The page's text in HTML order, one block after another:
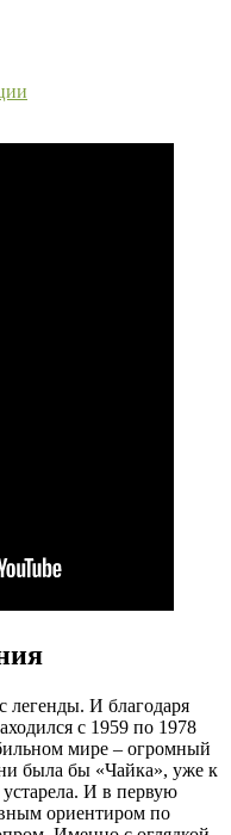
легенды. И благодаря
с 1959 по 1978
мире – огромный
была бы «Чайка», уже к
И в первую
ориентиром по